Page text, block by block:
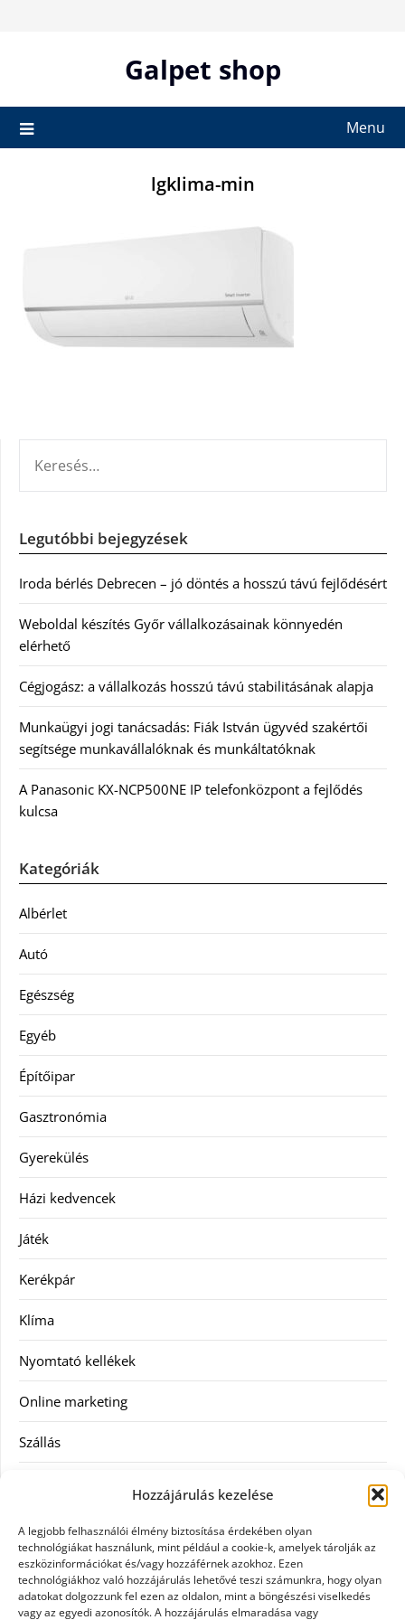
Hozzájárulás kezelése
A legjobb felhasználói élmény biztosítása érdekében olyan
technológiákat használunk, mint például a cookie-k, amelyek tárolják az
eszközinformációkat és/vagy hozzáférnek azokhoz. Ezen
technológiákhoz való hozzájárulás lehetővé teszi számunkra, hogy olyan
adatokat dolgozzunk fel ezen az oldalon, mint a böngészési viselkedés
vagy az egyedi azonosítók. A hozzájárulás elmaradása vagy
Galpet shop
Menu
lgklima-min
Legutóbbi bejegyzések
Iroda bérlés Debrecen – jó döntés a hosszú távú fejlődésért
Weboldal készítés Győr vállalkozásainak könnyedén
elérhető
Cégjogász: a vállalkozás hosszú távú stabilitásának alapja
Munkaügyi jogi tanácsadás: Fiák István ügyvéd szakértői
segítsége munkavállalóknak és munkáltatóknak
A Panasonic KX-NCP500NE IP telefonközpont a fejlődés
kulcsa
Kategóriák
Albérlet
Autó
Egészség
Egyéb
Építőipar
Gasztronómia
Gyerekülés
Házi kedvencek
Játék
Kerékpár
Klíma
Nyomtató kellékek
Online marketing
Szállás
Szellőztető
Szolgáltatás
Táskák